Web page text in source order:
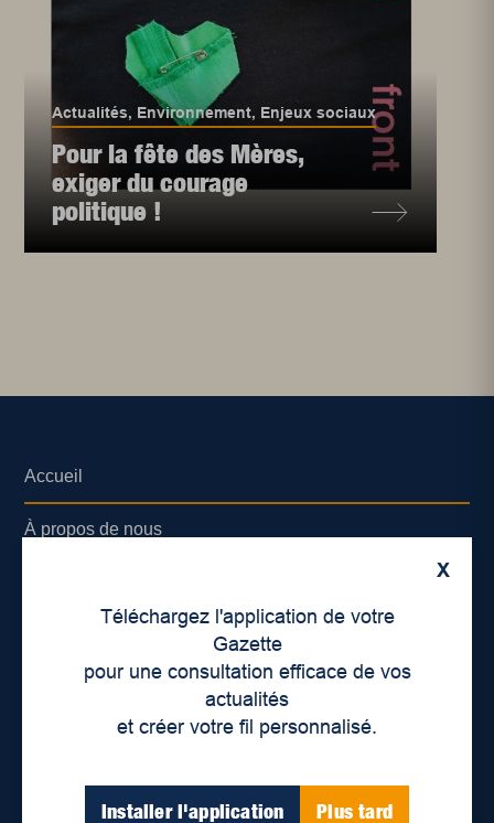
Actualités, Environnement, Enjeux sociaux
Pour la fête des Mères,
exiger du courage
politique !
X
Téléchargez l'application de votre
Gazette
pour une consultation efficace de vos
actualités
et créer votre fil personnalisé.
Installer l'application Plus tard
Accueil
À propos de nous
Lieux de distribution